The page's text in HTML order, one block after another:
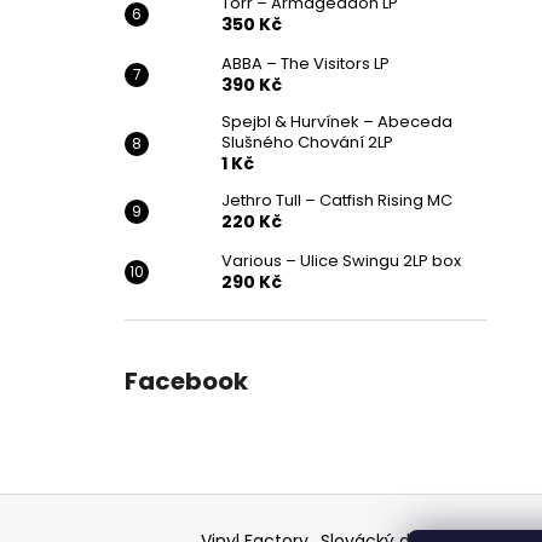
350 Kč
ABBA – The Visitors LP
390 Kč
Spejbl & Hurvínek – Abeceda
Slušného Chování 2LP
1 Kč
Jethro Tull – Catfish Rising MC
220 Kč
Various ‎– Ulice Swingu 2LP box
290 Kč
Facebook
Z